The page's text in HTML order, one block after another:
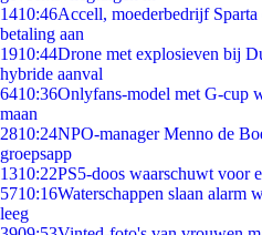
1410:46Accell, moederbedrijf
betaling aan
1910:44Drone met explosieven bij
hybride aanval
6410:36Onlyfans-model met G-cup
maan
2810:24NPO-manager Menno de
groepsapp
1310:22PS5-doos waarschuwt voor
5710:16Waterschappen slaan alarm
leeg